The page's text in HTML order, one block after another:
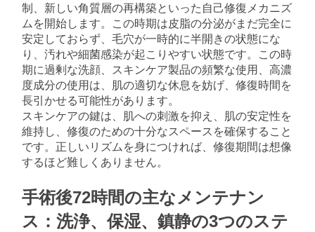
制、新しい角質層の再構築といった自己修復メカニズ
ムを開始します。この時期は皮脂の分泌がまだ完全に
安定しておらず、毛穴が一時的に半開きの状態にな
り、汚れや細菌感染が起こりやすい状態です。この時
期に過剰な洗顔、スキンケア製品の頻繁な使用、高濃
度成分の使用は、肌の適切な休息を妨げ、修復時間を
長引かせる可能性があります。
スキンケアの鍵は、肌への刺激を抑え、肌の安定性を
維持し、修復のための十分なスペースを確保すること
です。正しいリズムを身につければ、修復期間は想像
するほど難しくありません。
手術後72時間の主なメンテナン
ス：洗浄、保湿、鎮静の3つのステ